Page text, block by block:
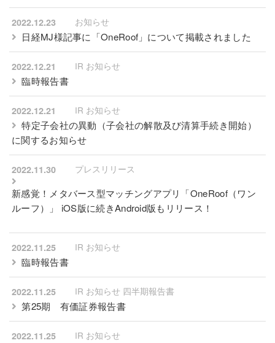
2022.12.23 お知らせ
日経MJ様記事に「OneRoof」について掲載されました
2022.12.21 IR お知らせ
臨時報告書
2022.12.21 IR お知らせ
特定子会社の異動（子会社の解散及び清算手続き開始）
に関するお知らせ
2022.11.30 プレスリリース
新感覚！メタバース型マッチングアプリ「OneRoof（ワン
ルーフ）」 iOS版に続きAndroid版もリリース！
2022.11.25 IR お知らせ
臨時報告書
2022.11.25 IR お知らせ 四半期報告書
第25期 有価証券報告書
2022.11.25 IR お知らせ